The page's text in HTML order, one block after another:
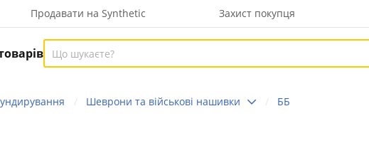
Продавати на Synthetic Захист покупця
Шеврони та військові нашивки ББ